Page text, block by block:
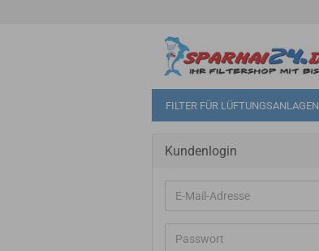
FILTER FÜR LÜFTUNGSANLAGEN
Kundenlogin
E-
Mail-
Adresse
Passwort